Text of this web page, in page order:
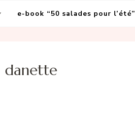
e-book “50 salades pour l’été”
danette